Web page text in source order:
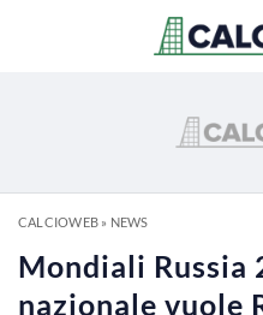
CALCIOWEB» NEWS
Mondiali Russia
nazionale vuole